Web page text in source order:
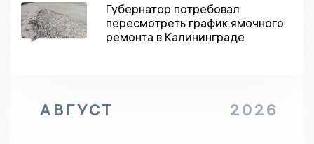
Губернатор потребовал
пересмотреть график ямочного
ремонта в Калининграде
АВГУСТ 2026